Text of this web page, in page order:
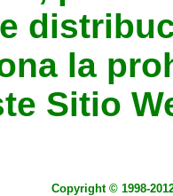
la
Sitio
Copyright © 1998-